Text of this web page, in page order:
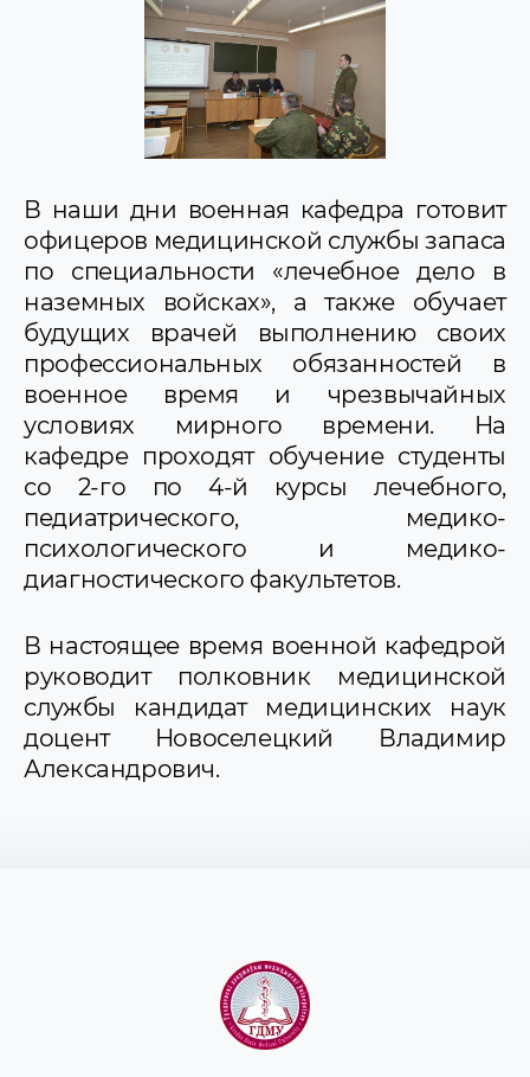
В наши дни военная кафедра готовит
офицеров медицинской службы запаса
по специальности «лечебное дело в
наземных войсках», а также обучает
будущих врачей выполнению своих
профессиональных обязанностей в
военное время и чрезвычайных
условиях мирного времени. На
кафедре проходят обучение студенты
со 2-го по 4-й курсы лечебного,
педиатрического, медико-
психологического и медико-
диагностического факультетов.
В настоящее время военной кафедрой
руководит полковник медицинской
службы кандидат медицинских наук
доцент Новоселецкий Владимир
Александрович.